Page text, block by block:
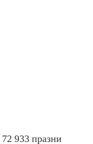
72 933 празни